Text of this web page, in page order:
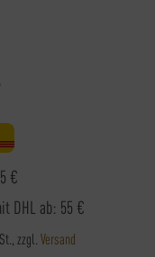
€
DHL ab: 55 €
zzgl. Versand